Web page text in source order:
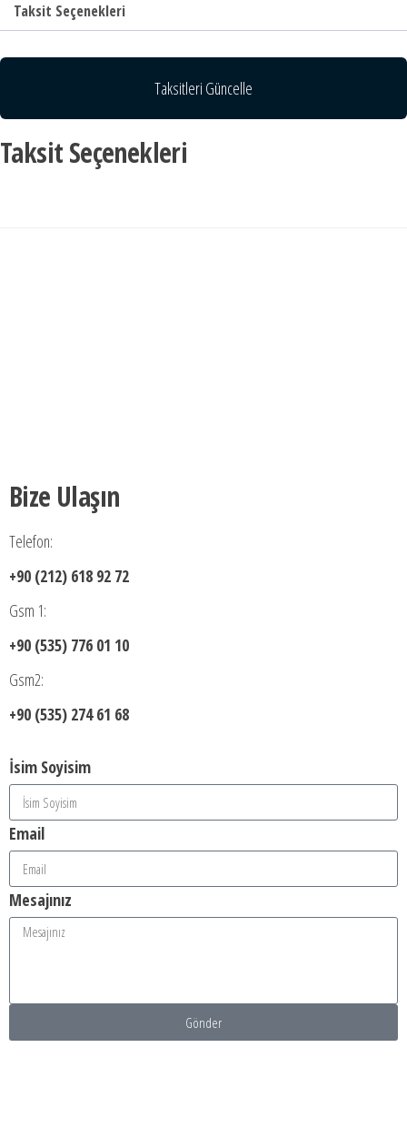
Taksit Seçenekleri
Taksitleri Güncelle
Taksit Seçenekleri
Bize Ulaşın
Telefon:
+90 (212) 618 92 72
Gsm 1:
+90 (535) 776 01 10
Gsm2:
+90 (535) 274 61 68
İsim Soyisim
Email
Mesajınız
Gönder